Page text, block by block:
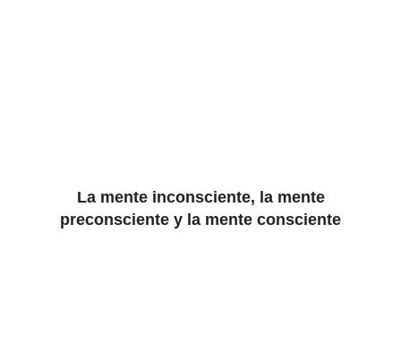
La mente inconsciente, la mente
preconsciente y la mente consciente